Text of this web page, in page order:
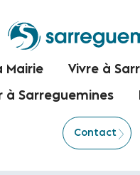
Mairie Vivre à
à Sarreguemines
Contact